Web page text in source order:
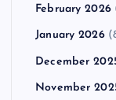
February 2026
January 2026
December
November